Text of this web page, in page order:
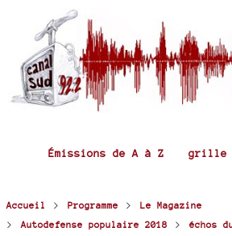
Émissions de A à Z grille
Accueil > Programme > Le Magazine
> Autodefense populaire 2018 > échos